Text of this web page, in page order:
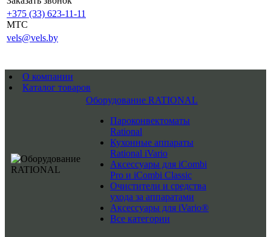
+375 (33) 623-11-11
MTC
vels@vels.by
О компании
Каталог товаров
Оборудование RATIONAL
Пароконвектоматы
Rational
Кухонные аппараты
Rational iVario
Аксессуары для iCombi
Pro и iCombi Classic
Очистители и средства
ухода за аппаратами
Аксессуары для iVario®
Все категории